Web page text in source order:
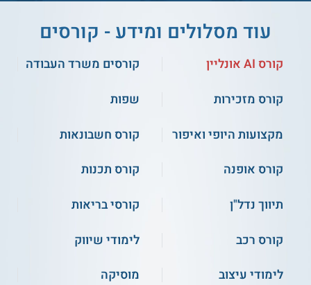
** לתשומת לבך נכונות המידע עלולה להשתנות
צוות האתר. למען הסר ספק בין האתר למוסד
ומקצועי בחינוך ובחברה - אוניברסיטת תל אביב
עוד מסלולים ומידע - קורסים
קורס AI אונליין
קורסים משרד העבודה
קורס מזכירות
שפות
מקצועות היופי ואיפור
קורס חשבונאות
קורס אופנה
קורס תכנות
תיווך נדל"ן
קורסי בריאות
קורס רכב
לימודי שיווק
לימודי עיצוב
מוסיקה